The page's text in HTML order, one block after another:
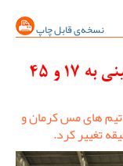
نسخه‌ی قابل چاپ
تغییر ساعت بازی مس و نیروی زمینی به 17 و 45
تیم های مس کرمان و